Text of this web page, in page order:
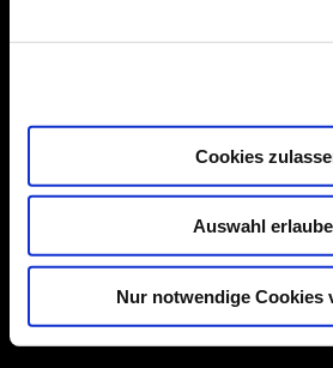
Cookies
Auswahl
Nur notwendige Cookies